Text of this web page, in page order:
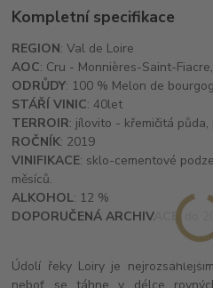
Kompletní specifikace
REGION: Val de Loire
AOC: Cru - Monnières-Saint-
ODRŮDY: 100 % Melon de
STÁŘÍ VINIC: 40let
TERROIR: jílovito - křemičitá
ROČNÍK: 2019
VINIFIKACE: sklo-cementové
měsíců.
ALKOHOL: 12 %
DOPORUČENÁ ARCHIVACE : do
Údolí řeky Loiry je